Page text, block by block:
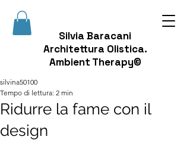
Silvia Baracani
Architettura Olistica.
Ambient Therapy©
Ridurre la fame con il
design
silvina50100
Tempo di lettura: 2 min